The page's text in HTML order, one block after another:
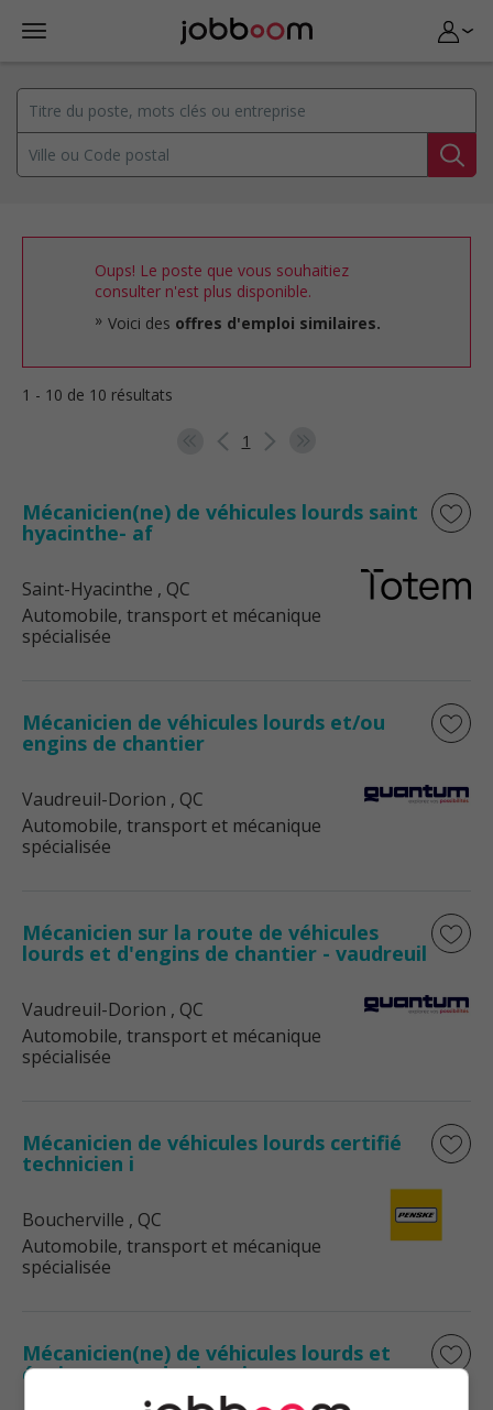
Oups! Le poste que vous souhaitiez
consulter n'est plus disponible.
Voici des offres d'emploi similaires.
1 - 10 de 10 résultats
1
Mécanicien(ne) de véhicules lourds saint
hyacinthe- af
Saint-Hyacinthe , QC
Automobile, transport et mécanique
spécialisée
Mécanicien de véhicules lourds et/ou
engins de chantier
Vaudreuil-Dorion , QC
Automobile, transport et mécanique
spécialisée
Mécanicien sur la route de véhicules
lourds et d'engins de chantier - vaudreuil
Vaudreuil-Dorion , QC
Automobile, transport et mécanique
spécialisée
Mécanicien de véhicules lourds certifié
technicien i
Boucherville , QC
Automobile, transport et mécanique
spécialisée
Mécanicien(ne) de véhicules lourds et
équipements de chantier